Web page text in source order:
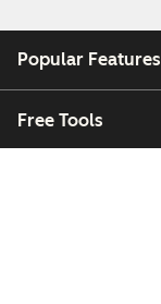
Popular Features
Free Tools